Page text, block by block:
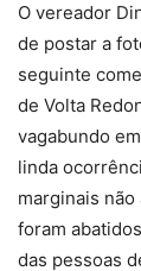
O vereador
de postar a
seguinte
de Volta
vagabundo
linda
marginais
foram
das pessoas